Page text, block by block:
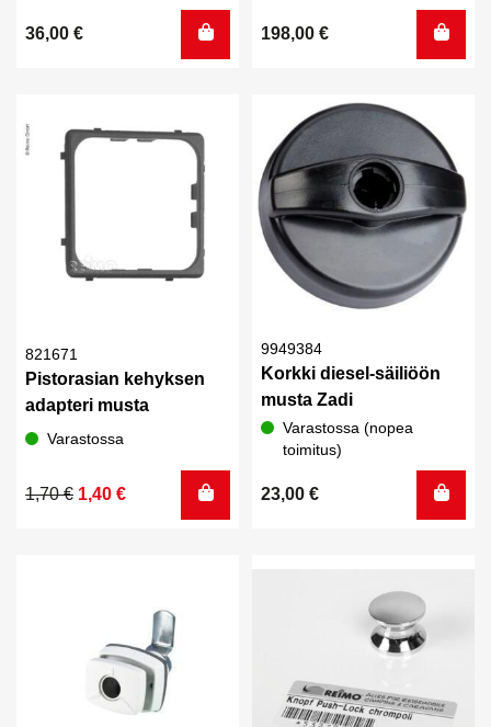
36,00 € 198,00 €
821671
Pistorasian kehyksen
adapteri musta
Varastossa
1,70€
Alkuperäinen
1,40 €
Nykyinen
9949384
Korkki diesel-säiliöön
musta Zadi
Varastossa (nopea
toimitus)
23,00 €